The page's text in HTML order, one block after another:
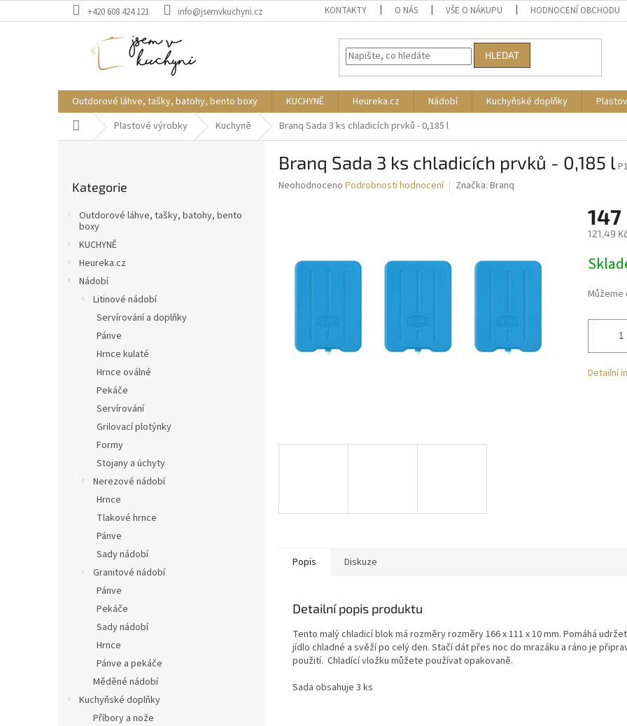
na
+420 608 424 121 info@jsemvkuchyni.cz KONTAKTY O NÁS VŠE O NÁKUPU HODNOCENÍ OBCHODU
HLEDAT
Outdorové láhve, tašky, batohy, bento boxy KUCHYNĚ Heureka.cz Nádobí Kuchyňské doplňky
Domů Plastové výrobky Kuchyně Branq Sada 3 ks chladicích prvků - 0,185 l
kategorie
Kategorie
Outdorové láhve, tašky, batohy, bento
boxy
KUCHYNĚ
Heureka.cz
Nádobí
Litinové nádobí
Servírování a doplňky
Pánve
Hrnce kulaté
Hrnce oválné
Pekáče
Servírování
Grilovací plotýnky
Formy
Stojany a úchyty
Nerezové nádobí
Hrnce
Tlakové hrnce
Pánve
Sady nádobí
Granitové nádobí
Pánve
Pekáče
Sady nádobí
Hrnce
Pánve a pekáče
Měděné nádobí
Kuchyňské doplňky
Příbory a nože
Branq Sada 3 ks chladicích prvků - 0,185 l
Průměrné
Neohodnoceno Podrobnosti hodnocení Značka: Branq
147
121,49
cena:
Můžeme
Detailní
Popis Diskuze
Detailní popis produktu
Tento malý chladicí blok má rozměry rozměry 166 x 111 x 10 mm. Pomáhá udržet
jídlo chladné a svěží po celý den. Stačí dát přes noc do mrazáku a ráno je
použití. Chladící vložku můžete používat opakovaně.
Sada obsahuje 3 ks